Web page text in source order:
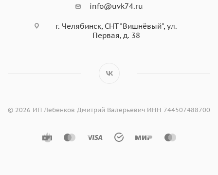
info@uvk74.ru
г. Челябинск, СНТ "Вишнёвый", ул.
Первая, д. 38
© 2026 ИП Лебенков Дмитрий Валерьевич ИНН 744507488700